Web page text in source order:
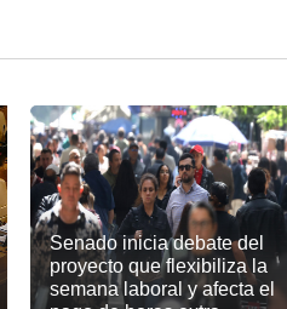
Senado inicia debate del
proyecto que flexibiliza la
semana laboral y afecta el